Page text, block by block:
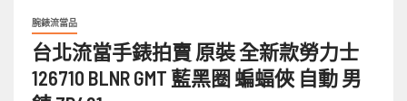
腕錶流當品
台北流當手錶拍賣 原裝 全新款勞力士
126710 BLNR GMT 藍黑圈 蝙蝠俠 自動 男